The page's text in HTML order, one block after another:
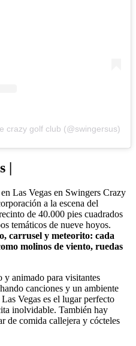
crazy golf club (@swingersus)
|
Las Vegas en Swingers Crazy
a la escena del
de 40.000 pies cuadrados
temáticos de nueve hoyos.
carrusel y meteorito: cada
molinos de viento, ruedas
y animado para visitantes
canciones y un ambiente
Vegas es el lugar perfecto
inolvidable. También hay
de comida callejera y cócteles